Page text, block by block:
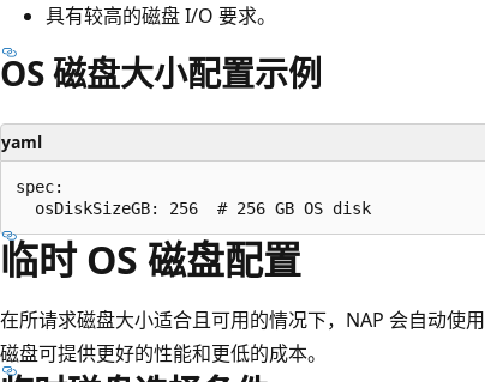
具有较高的磁盘 I/O 要求。
OS 磁盘大小配置示例
yaml
spec:
临时 OS 磁盘配置
在所请求磁盘大小适合且可用的情况下，NAP 会自动使用
磁盘可提供更好的性能和更低的成本。